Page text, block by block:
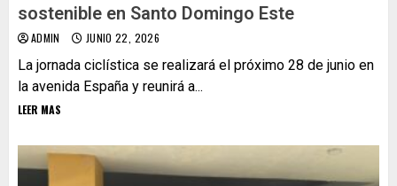
sostenible en Santo Domingo Este
ADMIN JUNIO 22, 2026
La jornada ciclística se realizará el próximo 28 de junio en
la avenida España y reunirá a...
LEER MAS